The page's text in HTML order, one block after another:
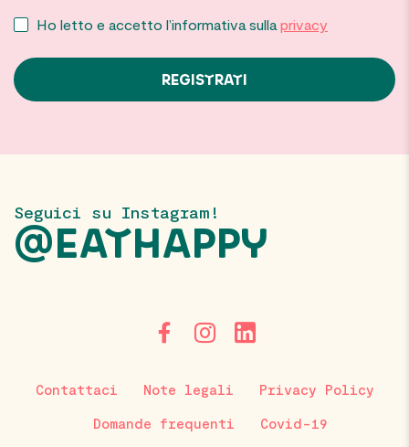
Ho letto e accetto l’informativa sulla privacy
Seguici su Instagram!
@EATHAPPY
Contattaci Note legali Privacy Policy
Domande frequenti Covid-19